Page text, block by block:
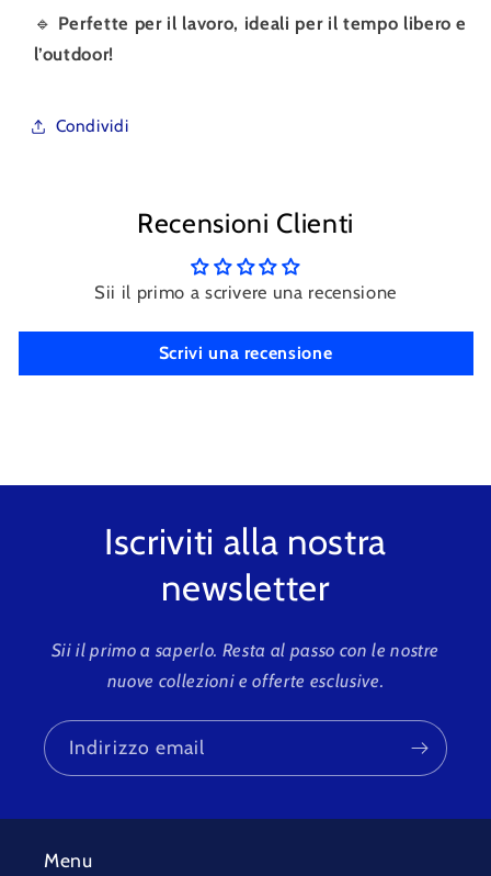
🔹 Perfette per il lavoro, ideali per il tempo libero e
l’outdoor!
Condividi
Recensioni Clienti
Sii il primo a scrivere una recensione
Scrivi una recensione
Iscriviti alla nostra
newsletter
Sii il primo a saperlo. Resta al passo con le nostre
nuove collezioni e offerte esclusive.
Indirizzo email
Menu